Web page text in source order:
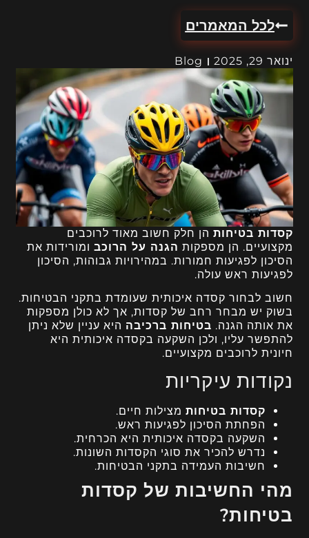
לכל המאמרים
ינואר 29, 2025 Blog
קסדות בטיחות הן חלק חשוב מאוד לרוכבים
מקצועיים. הן מספקות הגנה על הרוכב ומורידות את
הסיכון לפגיעות חמורות. במהירויות גבוהות, הסיכון
לפגיעות ראש עולה.
חשוב לבחור קסדה איכותית שעומדת בתקני הבטיחות.
בשוק יש מבחר רחב של קסדות, אך לא כולן מספקות
את אותה הגנה. בטיחות ברכיבה היא עניין שלא ניתן
להתפשר עליו, ולכן השקעה בקסדה איכותית היא
חיונית לרוכבים מקצועיים.
נקודות עיקריות
קסדות בטיחות מצילות חיים.
הפחתת הסיכון לפגיעות ראש.
השקעה בקסדה איכותית היא הכרחית.
נדרש להכיר את סוגי הקסדות השונות.
חשיבות העמידה בתקני הבטיחות.
מהי החשיבות של קסדות
בטיחות?